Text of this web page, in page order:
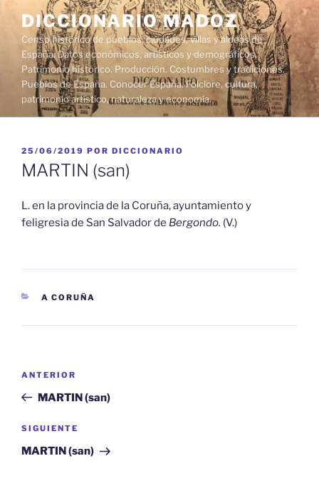
contenido
DICCIONARIO MADOZ
Censo histórico de pueblos, ciudades, villas y aldeas de
España. Datos económicos, artísticos y demográficos.
Patrimonio histórico. Producción. Costumbres y tradiciones.
Pueblos de España. Conocer España. Folclore, cultura,
patrimonio artístico, naturaleza y economía.
PUBLICADO
EL
25/06/2019 POR DICCIONARIO
MARTIN (san)
L. en la provincia de la Coruña, ayuntamiento y
feligresia de San Salvador de Bergondo. (V.)
CATEGORÍAS
A CORUÑA
entradas
Entrada
anterior:
ANTERIOR
MARTIN (san)
Siguiente
entrada
SIGUIENTE
MARTIN (san)